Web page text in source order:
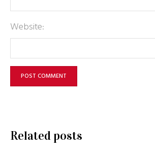
Website:
Related posts